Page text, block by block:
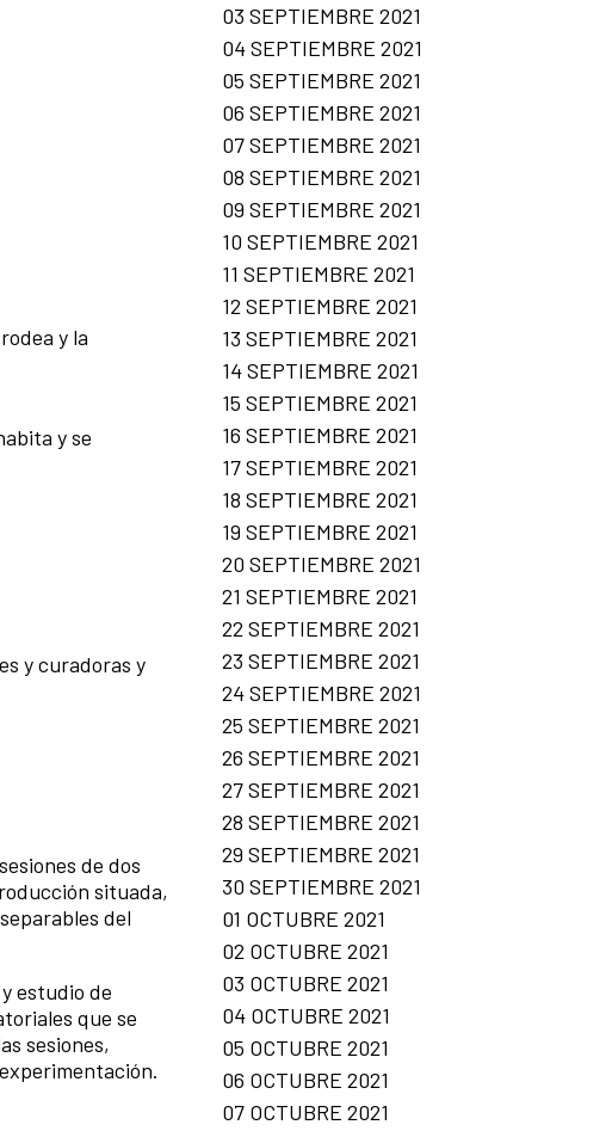
y la
y se
y curadoras y
de dos
situada,
del
estudio de
que se
sesiones,
03 SEPTIEMBRE 2021
04 SEPTIEMBRE 2021
05 SEPTIEMBRE 2021
06 SEPTIEMBRE 2021
07 SEPTIEMBRE 2021
08 SEPTIEMBRE 2021
09 SEPTIEMBRE 2021
10 SEPTIEMBRE 2021
11 SEPTIEMBRE 2021
12 SEPTIEMBRE 2021
13 SEPTIEMBRE 2021
14 SEPTIEMBRE 2021
15 SEPTIEMBRE 2021
16 SEPTIEMBRE 2021
17 SEPTIEMBRE 2021
18 SEPTIEMBRE 2021
19 SEPTIEMBRE 2021
20 SEPTIEMBRE 2021
21 SEPTIEMBRE 2021
22 SEPTIEMBRE 2021
23 SEPTIEMBRE 2021
24 SEPTIEMBRE 2021
25 SEPTIEMBRE 2021
26 SEPTIEMBRE 2021
27 SEPTIEMBRE 2021
28 SEPTIEMBRE 2021
29 SEPTIEMBRE 2021
30 SEPTIEMBRE 2021
01 OCTUBRE 2021
02 OCTUBRE 2021
03 OCTUBRE 2021
04 OCTUBRE 2021
05 OCTUBRE 2021
06 OCTUBRE 2021
07 OCTUBRE 2021